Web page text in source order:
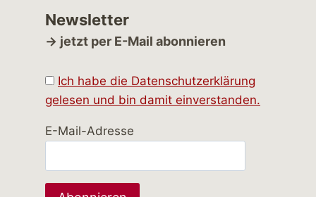
Newsletter
→ jetzt per E-Mail abonnieren
Ich habe die Datenschutzerklärung
gelesen und bin damit einverstanden.
E-Mail-Adresse